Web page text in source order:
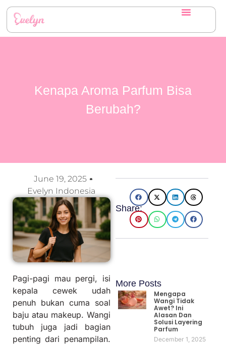
Kenapa Aroma Parfum Bisa
Berubah?
June 19, 2025
Evelyn Indonesia
Pagi-pagi mau pergi, isi
kepala cewek udah
penuh bukan cuma soal
baju atau makeup. Wangi
tubuh juga jadi bagian
penting dari penampilan.
Share:
More Posts
Mengapa
Wangi Tidak
Awet? Ini
Alasan Dan
Solusi Layering
Parfum
December 1, 2025